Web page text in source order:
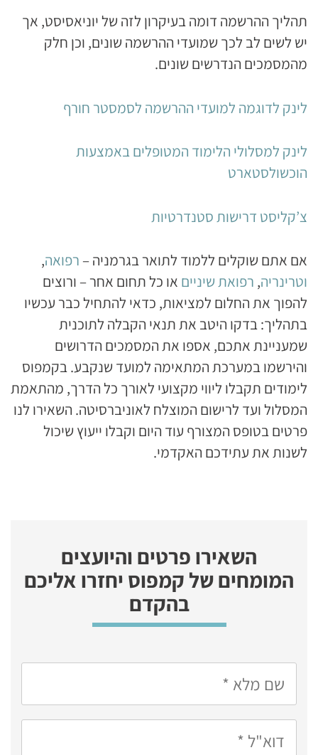
תהליך ההרשמה דומה בעיקרון לזה של יוניאסיסט, אך
יש לשים לב לכך שמועדי ההרשמה שונים, וכן חלק
מהמסמכים הנדרשים שונים.
לינק לדוגמה למועדי ההרשמה לסמסטר חורף
לינק למסלולי הלימוד המטופלים באמצעות
הוכשולסטארט
צ’קליסט דרישות סטנדרטיות
אם אתם שוקלים ללמוד לתואר בגרמניה – רפואה,
וטרינריה, רפואת שיניים או כל תחום אחר – ורוצים
להפוך את החלום למציאות, כדאי להתחיל כבר עכשיו
בתהליך: בדקו היטב את תנאי הקבלה לתוכנית
שמעניינת אתכם, אספו את המסמכים הדרושים
והירשמו במערכת המתאימה למועד שנקבע. בקמפוס
לימודים תקבלו ליווי מקצועי לאורך כל הדרך, מהתאמת
המסלול ועד לרישום המוצלח לאוניברסיטה. השאירו לנו
פרטים בטופס המצורף עוד היום וקבלו ייעוץ שיכול
לשנות את עתידכם האקדמי.
השאירו פרטים והיועצים
המומחים של קמפוס יחזרו אליכם
בהקדם